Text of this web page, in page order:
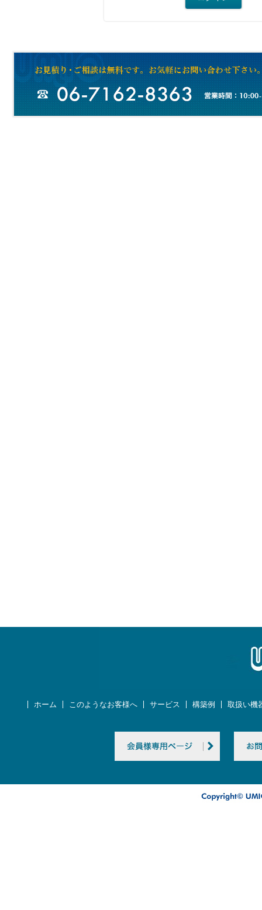
ホーム このようなお客様へ サービス 構築例 取扱い機